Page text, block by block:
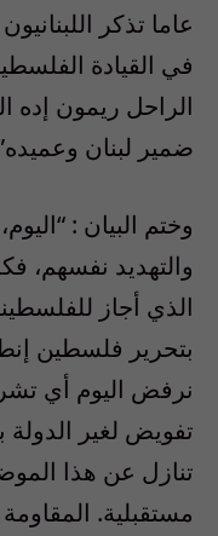
عاما تذكر
في القيادة
الراحل ريمون إده
ضمير لبنان
وختم البيان :
والتهديد نفسهم،
الذي أجاز
بتحرير فلسطين
نرفض اليوم أي
تفويض لغير
تنازل عن هذا
مستقبلية.